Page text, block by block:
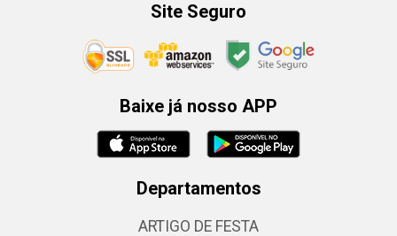
Site Seguro
Baixe já nosso APP
Departamentos
ARTIGO DE FESTA